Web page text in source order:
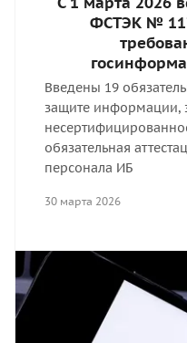
ФСТЭК №
Введены 19
защите информации,
обязательная
персонала ИБ
30 марта 2026